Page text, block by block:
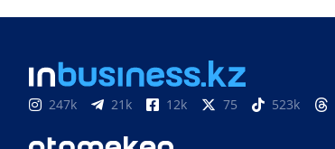
247k 21k 12k 75 523k